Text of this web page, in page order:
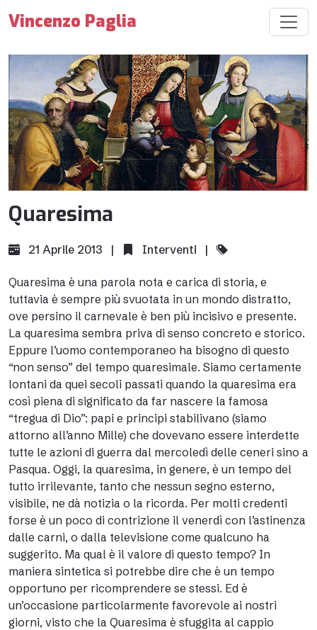
Vincenzo Paglia
Quaresima
21 Aprile 2013 | Interventi |
Quaresima è una parola nota e carica di storia, e
tuttavia è sempre più svuotata in un mondo distratto,
ove persino il carnevale è ben più incisivo e presente.
La quaresima sembra priva di senso concreto e storico.
Eppure l’uomo contemporaneo ha bisogno di questo
“non senso” del tempo quaresimale. Siamo certamente
lontani da quei secoli passati quando la quaresima era
così piena di significato da far nascere la famosa
“tregua di Dio”: papi e principi stabilivano (siamo
attorno all’anno Mille) che dovevano essere interdette
tutte le azioni di guerra dal mercoledì delle ceneri sino a
Pasqua. Oggi, la quaresima, in genere, è un tempo del
tutto irrilevante, tanto che nessun segno esterno,
visibile, ne dà notizia o la ricorda. Per molti credenti
forse è un poco di contrizione il venerdì con l’astinenza
dalle carni, o dalla televisione come qualcuno ha
suggerito. Ma qual è il valore di questo tempo? In
maniera sintetica si potrebbe dire che è un tempo
opportuno per ricomprendere se stessi. Ed è
un’occasione particolarmente favorevole ai nostri
giorni, visto che la Quaresima è sfuggita al cappio